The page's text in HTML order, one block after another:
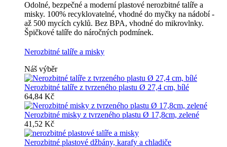
Odolné, bezpečné a moderní plastové nerozbitné talíře a
misky. 100% recyklovatelné, vhodné do myčky na nádobí -
až 500 mycích cyklů. Bez BPA, vhodné do mikrovlnky.
Špičkové talíře do náročných podmínek.
Nerozbitné talíře a misky
Náš výběr
Nerozbitné talíře z tvrzeného plastu Ø 27,4 cm, bílé
64,84 Kč
Nerozbitné misky z tvrzeného plastu Ø 17,8cm, zelené
41,52 Kč
Nerozbitné plastové džbány, karafy a chladiče